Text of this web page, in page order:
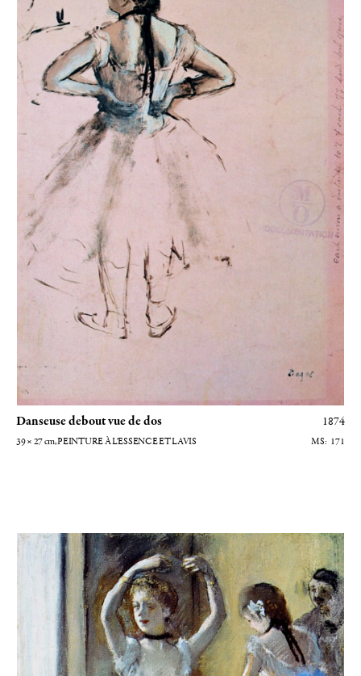
Danseuse debout vue de dos 1874
39 × 27cm , PEINTURE À L'ESSENCE ET LAVIS 171
La classe de danse